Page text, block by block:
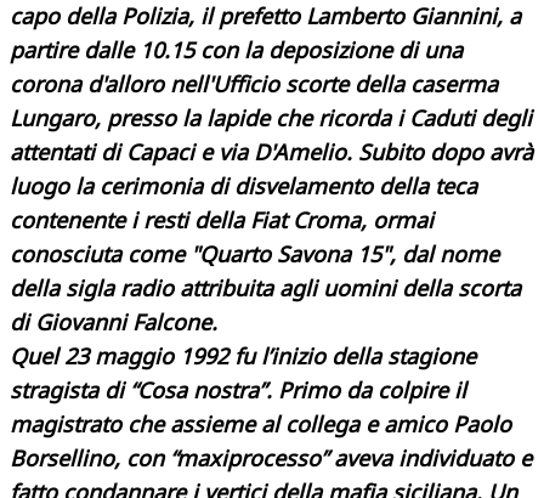
capo della Polizia, il prefetto Lamberto Giannini, a
partire dalle 10.15con la deposizione di una
corona d'alloro nell'Ufficio scorte della caserma
Lungaro, presso la lapide che ricorda i Caduti degli
attentati di Capaci e via D'Amelio. Subito dopo avrà
luogo la cerimonia di disvelamento della teca
contenente i resti dellaFiat Croma, ormai
conosciuta come "Quarto Savona 15", dal nome
della sigla radio attribuita agli uomini della scorta
di Giovanni Falcone.
Quel 23 maggio 1992 fu l’inizio della stagione
stragista di “Cosa nostra”. Primo da colpire il
magistrato che assieme al collega e amico Paolo
Borsellino, con “maxiprocesso” aveva individuato e
fatto condannare i vertici della mafia siciliana. Un